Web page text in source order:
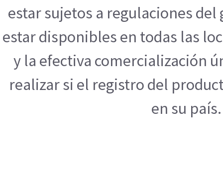
estar sujetos a regulaciones
estar disponibles en todas las
y la efectiva comercialización
realizar si el registro del
en su país.